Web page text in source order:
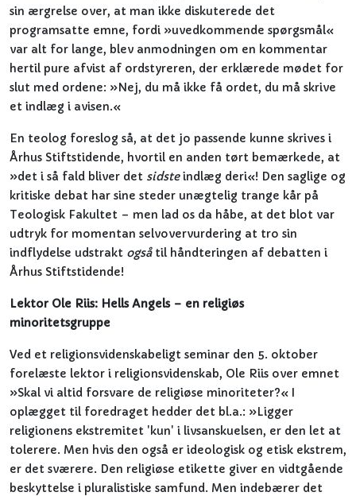
sin ærgrelse over, at man ikke diskuterede det
programsatte emne, fordi »uvedkommende spørgsmål«
var alt for lange, blev anmodningen om en kommentar
hertil pure afvist af ordstyreren, der erklærede mødet for
slut med ordene: »Nej, du må ikke få ordet, du må skrive
et indlæg i avisen.«
En teolog foreslog så, at det jo passende kunne skrives i
Århus Stiftstidende, hvortil en anden tørt bemærkede, at
»det i så fald bliver det sidsteindlæg deri«! Den saglige og
kritiske debat har sine steder unægtelig trange kår på
Teologisk Fakultet – men lad os da håbe, at det blot var
udtryk for momentan selvovervurdering at tro sin
indflydelse udstrakt ogsåtil håndteringen af debatten i
Århus Stiftstidende!
Lektor Ole Riis: Hells Angels – en religiøs
minoritetsgruppe
Ved et religionsvidenskabeligt seminar den 5. oktober
forelæste lektor i religionsvidenskab, Ole Riis over emnet
»Skal vi altid forsvare de religiøse minoriteter?« I
oplægget til foredraget hedder det bl.a.: »Ligger
religionens ekstremitet 'kun' i livsanskuelsen, er den let at
tolerere. Men hvis den også er ideologisk og etisk ekstrem,
er det sværere. Den religiøse etikette giver en vidtgående
beskyttelse i pluralistiske samfund. Men indebærer det